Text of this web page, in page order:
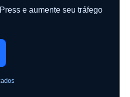
e aumente seu tráfego